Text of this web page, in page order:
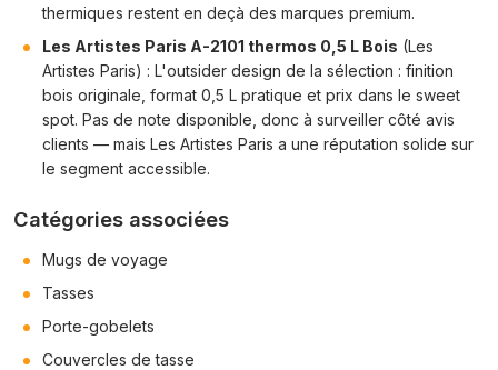
thermiques restent en deçà des marques premium.
Les Artistes Paris A-2101 thermos 0,5 L Bois (Les
Artistes Paris) : L'outsider design de la sélection : finition
bois originale, format 0,5 L pratique et prix dans le sweet
spot. Pas de note disponible, donc à surveiller côté avis
clients — mais Les Artistes Paris a une réputation solide sur
le segment accessible.
Catégories associées
Mugs de voyage
Tasses
Porte-gobelets
Couvercles de tasse